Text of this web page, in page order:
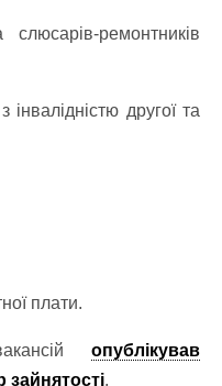
ремонтників
другої та
плати.
опублікував
.